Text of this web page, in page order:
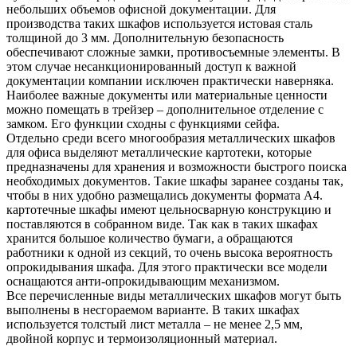
небольших объемов офисной документации. Для
производства таких шкафов используется истовая сталь
толщиной до 3 мм. Дополнительную безопасность
обеспечивают сложные замки, противосъемные элементы. В
этом случае несанкционированный доступ к важной
документации компании исключен практически наверняка.
Наиболее важные документы или материальные ценности
можно помещать в трейзер – дополнительное отделение с
замком. Его функции сходны с функциями сейфа.
Отдельно среди всего многообразия металлических шкафов
для офиса выделяют металлические картотеки, которые
предназначены для хранения и возможности быстрого поиска
необходимых документов. Такие шкафы заранее созданы так,
чтобы в них удобно размещались документы формата А4.
картотечные шкафы имеют цельносварную конструкцию и
поставляются в собранном виде. Так как в таких шкафах
хранится большое количество бумаги, а обращаются
работники к одной из секций, то очень высока вероятность
опрокидывания шкафа. Для этого практически все модели
оснащаются анти-опрокидывающим механизмом.
Все перечисленные виды металлических шкафов могут быть
выполнены в несгораемом варианте. В таких шкафах
используется толстый лист металла – не менее 2,5 мм,
двойной корпус и термоизоляционный материал.